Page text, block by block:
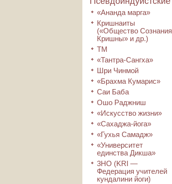
«Ананда марга»
Кришнаиты
(«Общество Сознания
Кришны» и др.)
ТМ
«Тантра-Сангха»
Шри Чинмой
«Брахма Кумарис»
Саи Баба
Ошо Раджниш
«Искусство жизни»
«Сахаджа-йога»
«Гухья Самадж»
«Университет
единства Дикша»
3HO (KRI ―
Федерация учителей
кундалини йоги)